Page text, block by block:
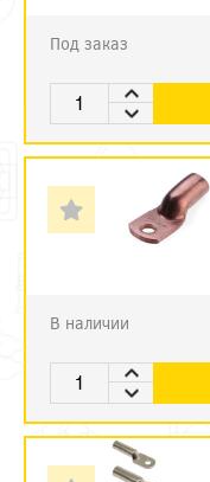
Под заказ
В наличии